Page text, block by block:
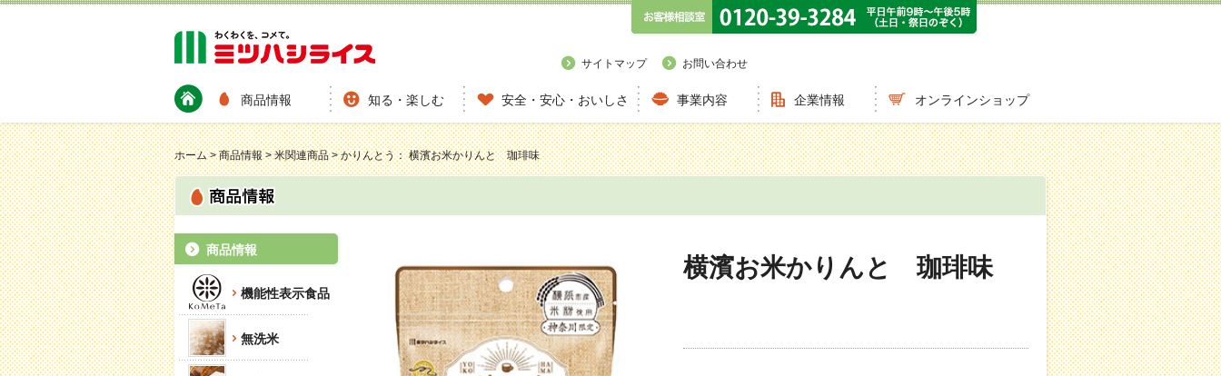
サイトマップ お問い合わせ
商品情報 知る・楽しむ 安全・安心・おいしさ 事業内容 企業情報 オンラインショップ
ホーム>商品情報>米関連商品>かりんとう： 横濱お米かりんと 珈琲味
商品情報
機能性表示食品
無洗米
横濱お米かりんと 珈琲味